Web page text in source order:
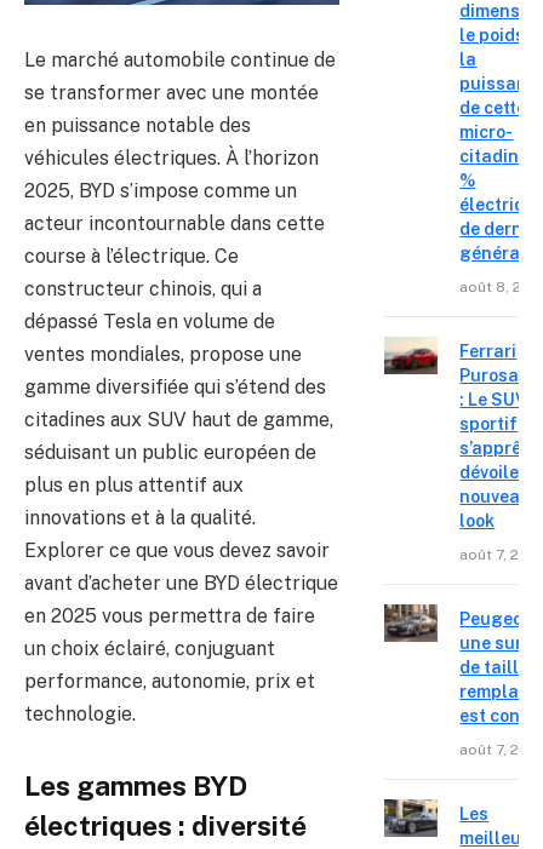
Le marché automobile continue de
se transformer avec une montée
en puissance notable des
véhicules électriques. À l’horizon
2025, BYD s’impose comme un
acteur incontournable dans cette
course à l’électrique. Ce
constructeur chinois, qui a
dépassé Tesla en volume de
ventes mondiales, propose une
gamme diversifiée qui s’étend des
citadines aux SUV haut de gamme,
séduisant un public européen de
plus en plus attentif aux
innovations et à la qualité.
Explorer ce que vous devez savoir
avant d’acheter une BYD électrique
en 2025 vous permettra de faire
un choix éclairé, conjuguant
performance, autonomie, prix et
technologie.
Les gammes BYD
électriques : diversité
le poids
la
de cette
micro-
citadine
%
de
août 8,
Ferrari
: Le SUV
sportif
s’apprête
dévoiler
nouveau
look
août 7,
Peugeot
une
de taille,
est
août 7,
Les